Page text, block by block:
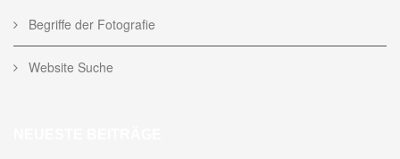
Begriffe der Fotografie
Website Suche